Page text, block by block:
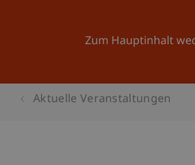
Zum Hauptinhalt
Aktuelle Veranstaltungen